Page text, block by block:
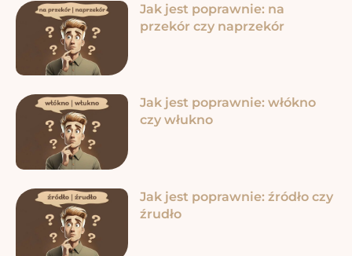
Jak jest poprawnie: na
przekór czy naprzekór
Jak jest poprawnie: włókno
czy włukno
Jak jest poprawnie: źródło czy
źrudło